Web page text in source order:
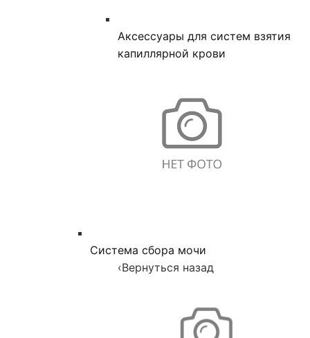
Аксессуары для систем взятия
капиллярной крови
Система сбора мочи
‹Вернуться назад